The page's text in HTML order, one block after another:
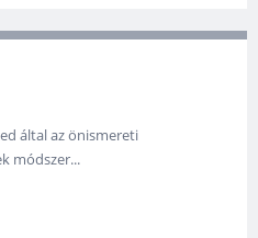
által az önismereti
módszer...